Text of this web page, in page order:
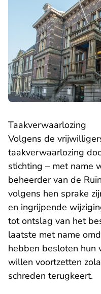
Taakverwaarlozing
Volgens de
taakverwaarlozing
stichting – met name
beheerder van de
volgens hen sprake
en ingrijpende
tot ontslag van het
laatste met name
hebben besloten hun
willen voortzetten
schreden terugkeert.